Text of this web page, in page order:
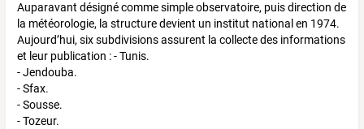
Auparavant désigné comme simple observatoire, puis direction de
la météorologie, la structure devient un institut national en 1974.
Aujourd’hui, six subdivisions assurent la collecte des informations
et leur publication : - Tunis.
- Jendouba.
- Sfax.
- Sousse.
- Tozeur.